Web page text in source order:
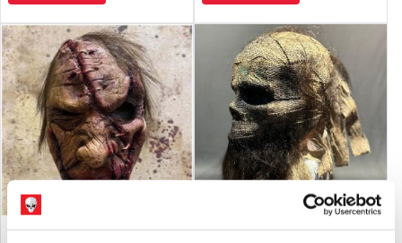
Masque de bonheur
Masque d'épouvantail de luxe - Barbe